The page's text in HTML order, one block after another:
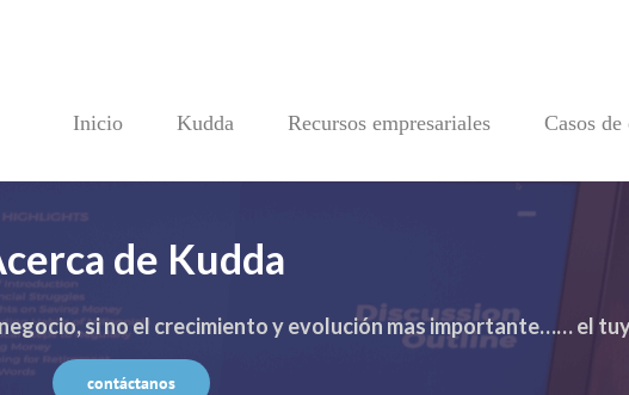
Inicio Kudda Recursos empresariales Casos
de Kudda
si no el crecimiento y evolución mas importante…… el
contáctanos